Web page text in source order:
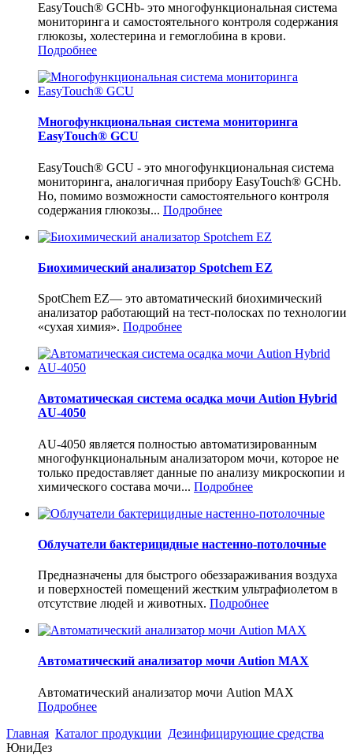
EasyTouch® GCHb- это многофункциональная система
мониторинга и самостоятельного контроля содержания
глюкозы, холестерина и гемоглобина в крови.
Подробнее
Многофункциональная система мониторинга
EasyTouch® GCU
EasyTouch® GCU - это многофункциональная система
мониторинга, аналогичная прибору EasyTouch® GCHb.
Но, помимо возможности самостоятельного контроля
содержания глюкозы... Подробнее
Биохимический анализатор Spotchem EZ
SpotChem EZ— это автоматический биохимический
анализатор работающий на тест-полосках по технологии
«сухая химия». Подробнее
Автоматическая система осадка мочи Aution Hybrid
AU-4050
AU-4050 является полностью автоматизированным
многофункциональным анализатором мочи, которое не
только предоставляет данные по анализу микроскопии и
химического состава мочи... Подробнее
Облучатели бактерицидные настенно-потолочные
Предназначены для быстрого обеззараживания воздуха
и поверхностей помещений жестким ультрафиолетом в
отсутствие людей и животных. Подробнее
Автоматический анализатор мочи Aution MAX
Автоматический анализатор мочи Aution MAX
Подробнее
Главная Каталог продукции Дезинфицирующие средства
ЮниДез